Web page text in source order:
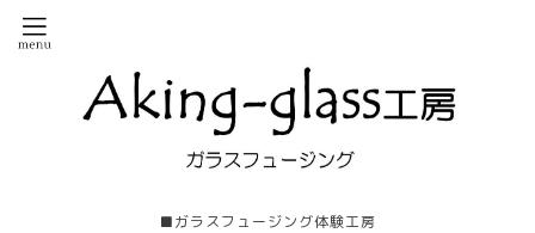
■ガラスフュージング体験工房